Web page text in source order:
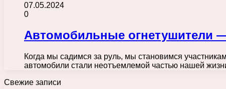
07.05.2024
0
Автомобильные огнетушители
Когда мы садимся за руль, мы становимся
автомобили стали неотъемлемой частью нашей
Свежие записи